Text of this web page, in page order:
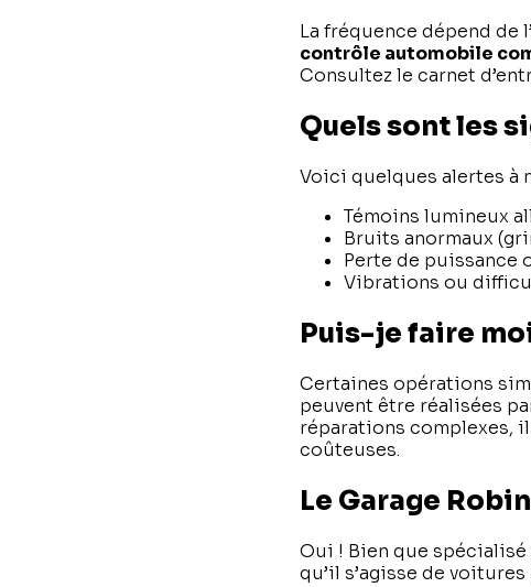
La fréquence dépend de
contrôle automobile
Consultez le carnet
Quels sont les
Voici quelques alertes à
Témoins lumineux
Bruits anormaux
Perte de puissance
Vibrations ou
Puis-je faire
Certaines opérations
peuvent être réalisées
réparations complexes,
coûteuses.
Le Garage
Oui ! Bien que
qu’il s’agisse de